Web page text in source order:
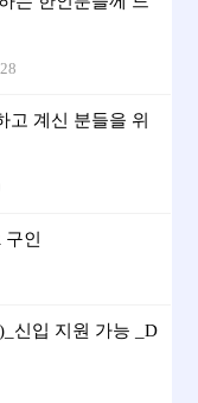
고 계신 분들을 위
구인
신입 지원 가능 _D